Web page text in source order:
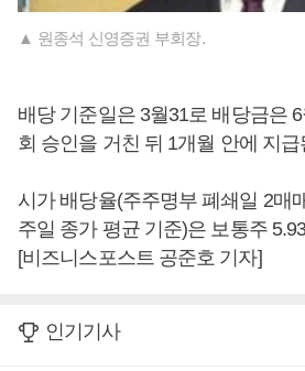
▲ 원종석 신영증권 부회장.
배당 기준일은 3월31로 배당금은
회 승인을 거친 뒤 1개월 안에 지급
시가 배당율(주주명부 폐쇄일 2매
주일 종가 평균 기준)은 보통주
[비즈니스포스트 공준호 기자]
인기기사